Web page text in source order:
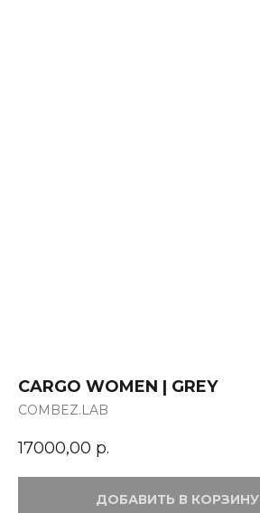
CARGO WOMEN | GREY
COMBEZ.LAB
17000,00 р.
ДОБАВИТЬ В КОРЗИНУ